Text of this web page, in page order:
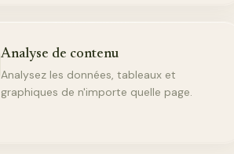
Analyse de contenu
Analysez les données, tableaux et
graphiques de n'importe quelle page.